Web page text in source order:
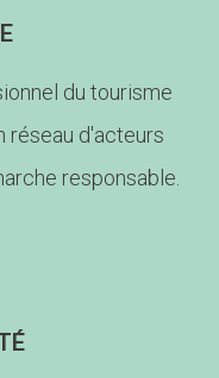
du tourisme
réseau d'acteurs
responsable.